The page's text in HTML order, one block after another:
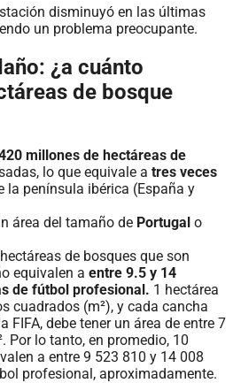
disminuyó en las últimas
un problema preocupante.
¿a cuánto
de bosque
millones de hectáreas de
lo que equivale a tres veces
la península ibérica (España y
área del tamaño de Portugal o
de bosques que son
equivalen a entre 9.5 y 14
de fútbol profesional. 1 hectárea
cuadrados (m²), y cada cancha
FIFA, debe tener un área de entre 7
Por lo tanto, en promedio, 10
a entre 9 523 810 y 14 008
profesional, aproximadamente.